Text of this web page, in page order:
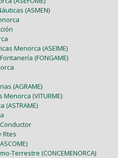
(ASMEN)
Menorca (ASEIME)
(FONGAME)
(AGRAME)
Menorca (VITURME)
(ASTRAME)
Rtes
Terrestre (CONCEMENORCA)